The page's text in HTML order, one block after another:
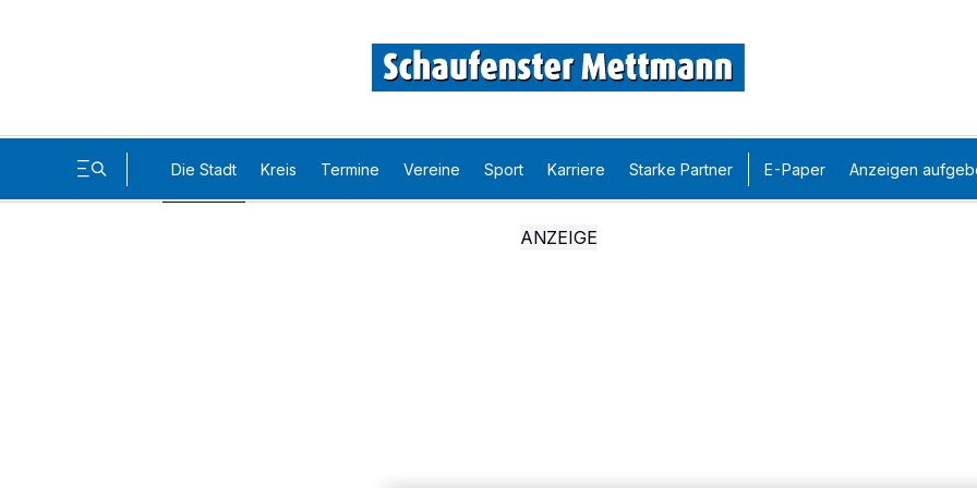
Die Stadt Kreis Termine Vereine Sport Karriere Starke Partner E-Paper Anzeigen